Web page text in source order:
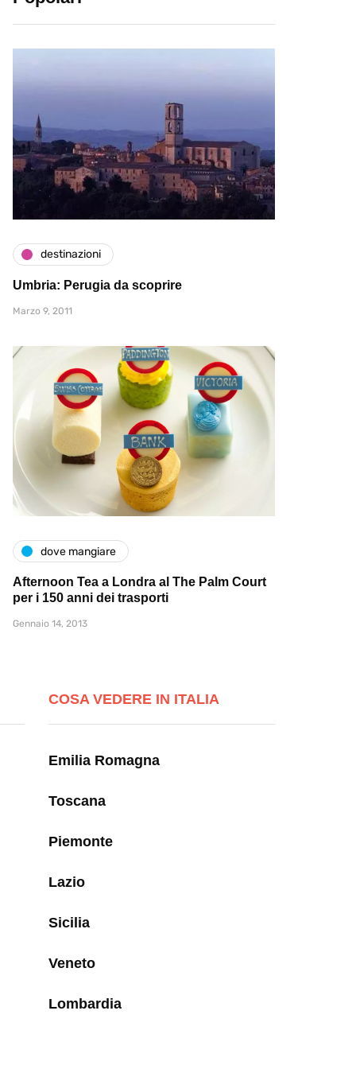
destinazioni
Umbria: Perugia da scoprire
Marzo 9, 2011
dove mangiare
Afternoon Tea a Londra al The Palm Court
per i 150 anni dei trasporti
Gennaio 14, 2013
COSA VEDERE IN ITALIA
Emilia Romagna
Toscana
Piemonte
Lazio
Sicilia
Veneto
Lombardia